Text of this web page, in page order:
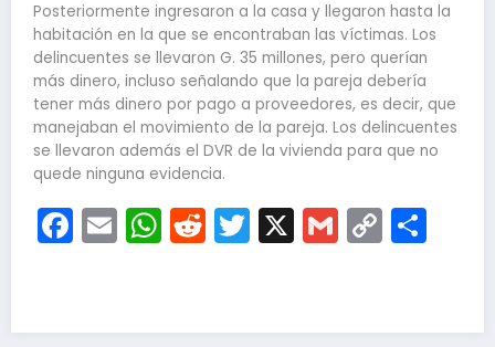
Posteriormente ingresaron a la casa y llegaron hasta la
habitación en la que se encontraban las víctimas. Los
delincuentes se llevaron G. 35 millones, pero querían
más dinero, incluso señalando que la pareja debería
tener más dinero por pago a proveedores, es decir, que
manejaban el movimiento de la pareja. Los delincuentes
se llevaron además el DVR de la vivienda para que no
quede ninguna evidencia.
Facebook
EmailWhatsApp
Reddit
Twitter
X Gmail
Copy
Link